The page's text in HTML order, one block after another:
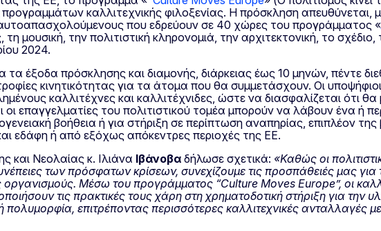
καλλιτεχνικής φιλοξενίας. Η πρόσκληση απευθύνεται,
που εδρεύουν σε 40 χώρες του προγράμματος «
μουσική, την πολιτιστική κληρονομιά, την αρχιτεκτονική, το
2024.
τα έξοδα πρόσκλησης και διαμονής, διάρκειας έως 10 μηνών, πέντε
κινητικότητας για τα άτομα που θα συμμετάσχουν. Οι
καλλιτέχνες και καλλιτέχνιδες, ώστε να διασφαλίζεται ότι
οι επαγγελματίες του πολιτιστικού τομέα μπορούν να λάβουν ένα ή
βοήθεια ή για στήριξη σε περίπτωση αναπηρίας, επιπλέον
εδάφη ή από εξόχως απόκεντρες περιοχές της ΕΕ.
και Νεολαίας κ. Ιλιάνα Ιβάνοβα δήλωσε σχετικά: «Καθώς οι
των πρόσφατων κρίσεων, συνεχίζουμε τις προσπάθειές μας για
οργανισμούς. Μέσω του προγράμματος “Culture Moves Europe”, οι
τις πρακτικές τους χάρη στη χρηματοδοτική στήριξη για την
πολυμορφία, επιτρέποντας περισσότερες καλλιτεχνικές ανταλλαγές